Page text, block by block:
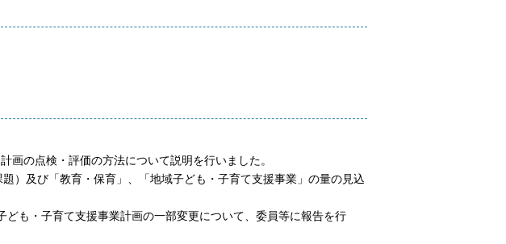
の点検・評価の方法について説明を行いました。
）及び「教育・保育」、「地域子ども・子育て支援事業」の量の見込
も・子育て支援事業計画の一部変更について、委員等に報告を行